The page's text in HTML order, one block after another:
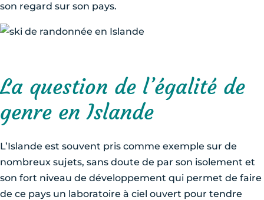
son regard sur son pays.
La question de l’égalité de
genre en Islande
L’Islande est souvent pris comme exemple sur de
nombreux sujets, sans doute de par son isolement et
son fort niveau de développement qui permet de faire
de ce pays un laboratoire à ciel ouvert pour tendre